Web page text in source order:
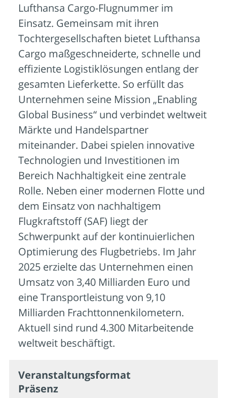
Lufthansa Cargo-Flugnummer im
Einsatz. Gemeinsam mit ihren
Tochtergesellschaften bietet Lufthansa
Cargo maßgeschneiderte, schnelle und
effiziente Logistiklösungen entlang der
gesamten Lieferkette. So erfüllt das
Unternehmen seine Mission „Enabling
Global Business“ und verbindet weltweit
Märkte und Handelspartner
miteinander. Dabei spielen innovative
Technologien und Investitionen im
Bereich Nachhaltigkeit eine zentrale
Rolle. Neben einer modernen Flotte und
dem Einsatz von nachhaltigem
Flugkraftstoff (SAF) liegt der
Schwerpunkt auf der kontinuierlichen
Optimierung des Flugbetriebs. Im Jahr
2025 erzielte das Unternehmen einen
Umsatz von 3,40 Milliarden Euro und
eine Transportleistung von 9,10
Milliarden Frachttonnenkilometern.
Aktuell sind rund 4.300 Mitarbeitende
weltweit beschäftigt.
Veran­staltungs­format
Präsenz